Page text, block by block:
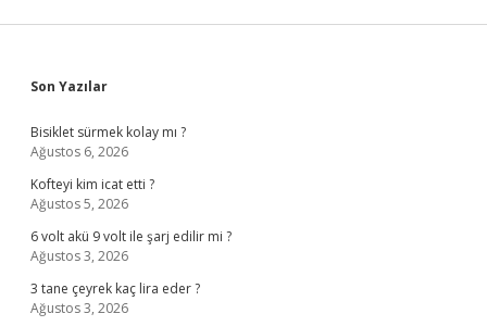
Sidebar
Son Yazılar
Bisiklet sürmek kolay mı ?
Ağustos 6, 2026
Kofteyi kim icat etti ?
Ağustos 5, 2026
6 volt akü 9 volt ile şarj edilir mi ?
Ağustos 3, 2026
3 tane çeyrek kaç lira eder ?
Ağustos 3, 2026